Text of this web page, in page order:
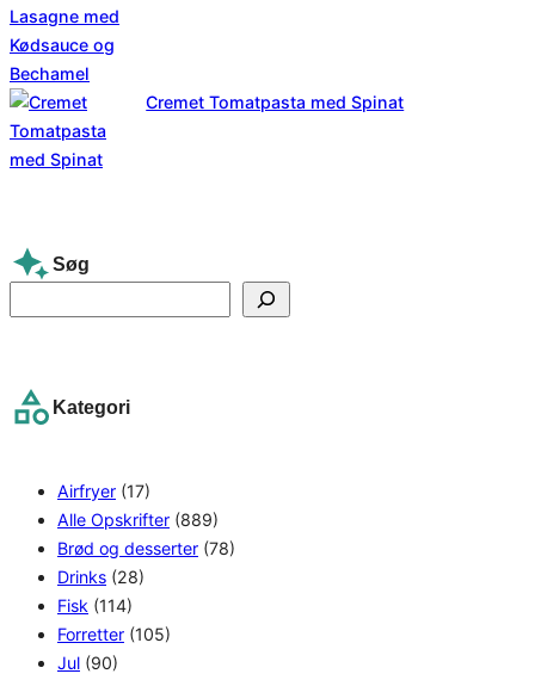
Cremet Tomatpasta med Spinat
Søg
e
c
Kategori
Airfryer (17)
Alle Opskrifter (889)
Brød og desserter (78)
Drinks (28)
Fisk (114)
Forretter (105)
Jul (90)